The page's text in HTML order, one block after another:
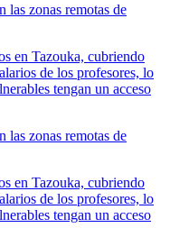
las zonas remotas de
en Tazouka, cubriendo
de los profesores, lo
tengan un acceso
las zonas remotas de
en Tazouka, cubriendo
de los profesores, lo
tengan un acceso